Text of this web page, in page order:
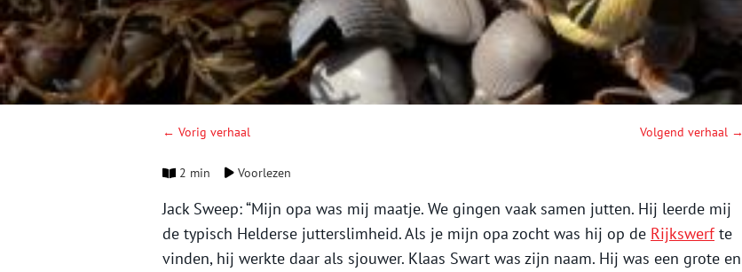
← Vorig verhaal Volgend verhaal →
2 min Voorlezen
Jack Sweep: “Mijn opa was mij maatje. We gingen vaak samen jutten. Hij leerde mij
de typisch Helderse jutterslimheid. Als je mijn opa zocht was hij op de Rijkswerfte
vinden, hij werkte daar als sjouwer. Klaas Swart was zijn naam. Hij was een grote en